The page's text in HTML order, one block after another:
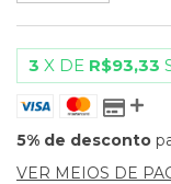
3 X DE R$93,33
5% de desconto
VER MEIOS DE